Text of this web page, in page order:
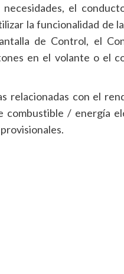
necesidades, el
la funcionalidad de
de Control, el
en el volante o el
relacionadas con el
combustible / energía